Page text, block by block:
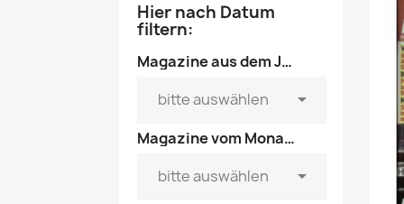
Hier nach Datum
filtern:
Magazine aus dem Jahre ...
bitte auswählen

Magazine vom Monat ...
bitte auswählen
